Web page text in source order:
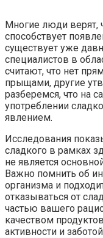
Многие люди верят,
способствует
существует уже
специалистов в
считают, что нет
прыщами, другие
разберемся, что на
употреблении
явлением.
Исследования
сладкого в рамках
не является
Важно помнить об
организма и
отказываться от
частью вашего
качеством
активности и